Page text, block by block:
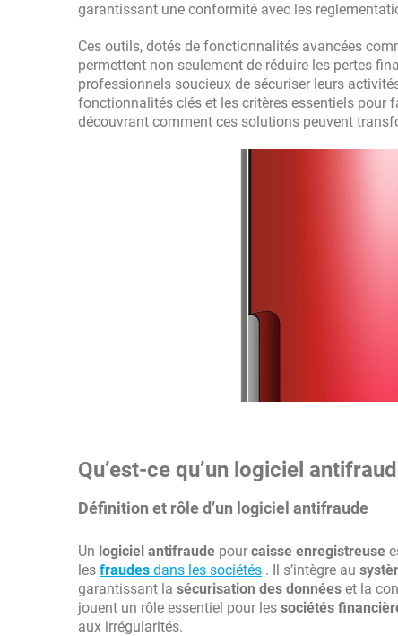
garantissant une conformité avec les
Ces outils, dotés de fonctionnalités avancées
permettent non seulement de réduire les pertes
professionnels soucieux de sécuriser leurs
fonctionnalités clés et les critères essentiels pour
découvrant comment ces solutions peuvent
Qu’est-ce qu’un logiciel
Définition et rôle d’un logiciel antifraude
Un logiciel antifraude pour caisse enregistreuse
les fraudes dans les sociétés . Il s’intègre au
garantissant la sécurisation des données et la
jouent un rôle essentiel pour les sociétés
aux irrégularités.